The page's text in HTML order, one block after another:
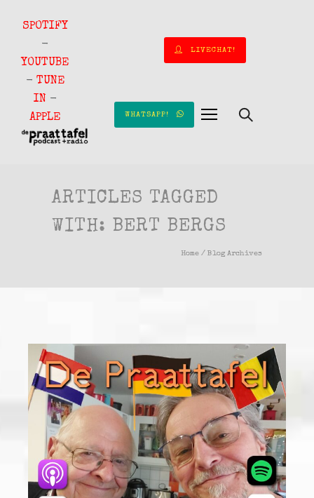
SPOTIFY
-
YOUTUBE
- TUNE
IN -
APPLE
LIVECHAT!
WHATSAPP!
ARTICLES TAGGED
WITH: BERT BERGS
Home / Blog Archives